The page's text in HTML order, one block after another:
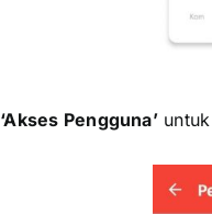
‘Akses Pengguna’untuk